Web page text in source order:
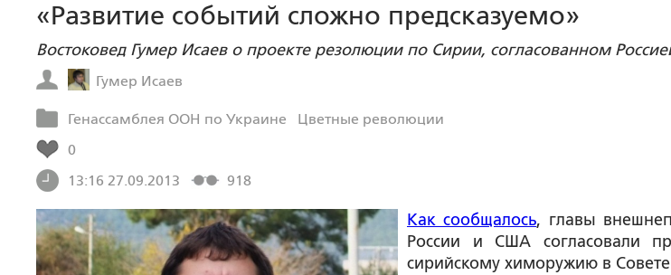
«Развитие событий сложно предсказуемо»
Востоковед Гумер Исаев о проекте резолюции по Сирии, согласованном
Гумер Исаев
Генассамблея ООН по Украине
Цветные революции
0
13:16 27.09.2013
918
Как сообщалось, главы
России и США согласовали
сирийскому химоружию в